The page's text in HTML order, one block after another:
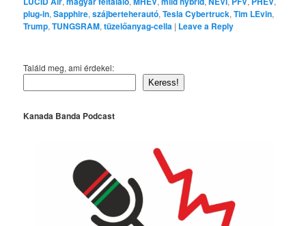
plug-in,Sapphire,szájberteherautó,Tesla Cybertruck,Tim LEvin,
Trump,TUNGSRAM,tüzelőanyag-cella | Leave a Reply
Találd meg, ami érdekel:
Keress!
Kanada Banda Podcast